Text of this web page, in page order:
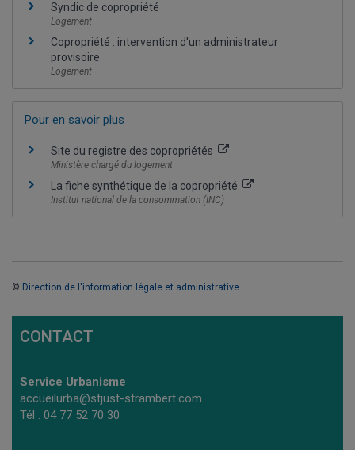
Syndic de copropriété
Logement
Copropriété : intervention d'un administrateur
provisoire
Logement
Pour en savoir plus
Site du registre des copropriétés
Ministère chargé du logement
La fiche synthétique de la copropriété
Institut national de la consommation (INC)
© Direction de l'information légale et administrative
CONTACT
Service Urbanisme
accueilurba@stjust-strambert.com
Tél : 04 77 52 70 30